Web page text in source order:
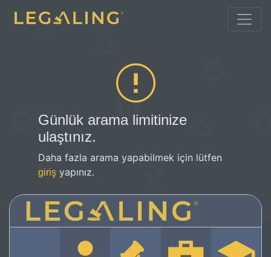
Günlük arama limitinize
ulaştınız.
Daha fazla arama yapabilmek için lütfen
giriş yapınız.